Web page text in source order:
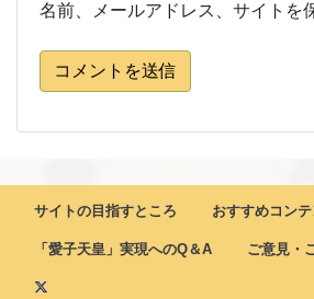
名前、メールアドレス、サイトを
コメントを送信
サイトの目指すところ おすすめコン
「愛子天皇」実現へのQ＆A ご意見・